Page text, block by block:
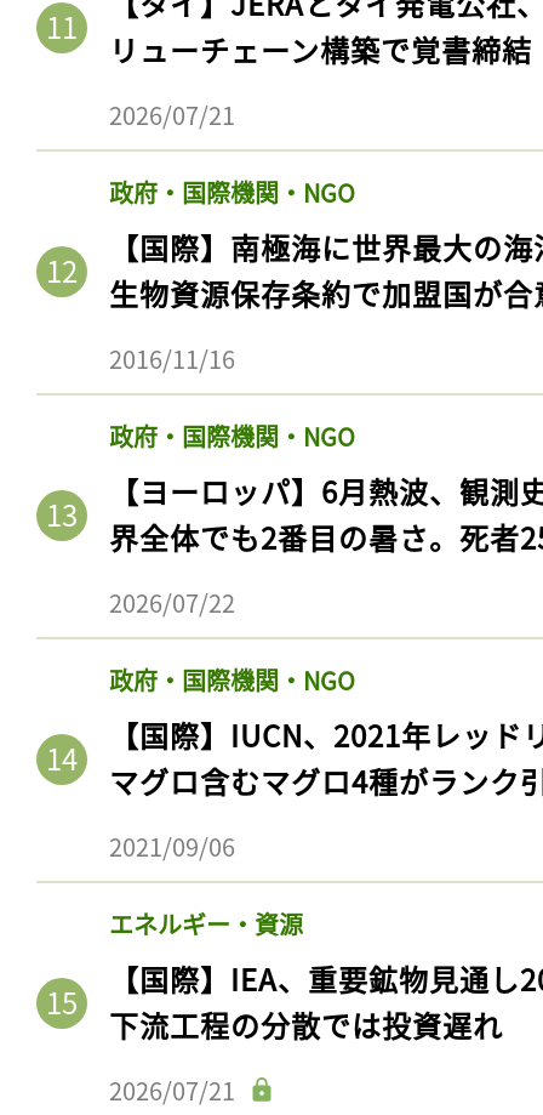
リューチェーン構築で覚書締結
2026/07/21
政府・国際機関・NGO
【国際】南極海に世界最大の
生物資源保存条約で加盟国が合
2016/11/16
政府・国際機関・NGO
【ヨーロッパ】6月熱波、観
界全体でも2番目の暑さ。死者
2026/07/22
政府・国際機関・NGO
【国際】IUCN、2021年レッ
マグロ含むマグロ4種がランク
2021/09/06
エネルギー・資源
【国際】IEA、重要鉱物見通
下流工程の分散では投資遅れ
2026/07/21